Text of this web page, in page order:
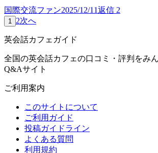
国際交流ファン2025/12/11返信 2
1 2次へ
英会話カフェガイド
全国の英会話カフェの口コミ・評判をみ
Q&Aサイト
ご利用案内
このサイトについて
ご利用ガイド
投稿ガイドライン
よくある質問
利用規約